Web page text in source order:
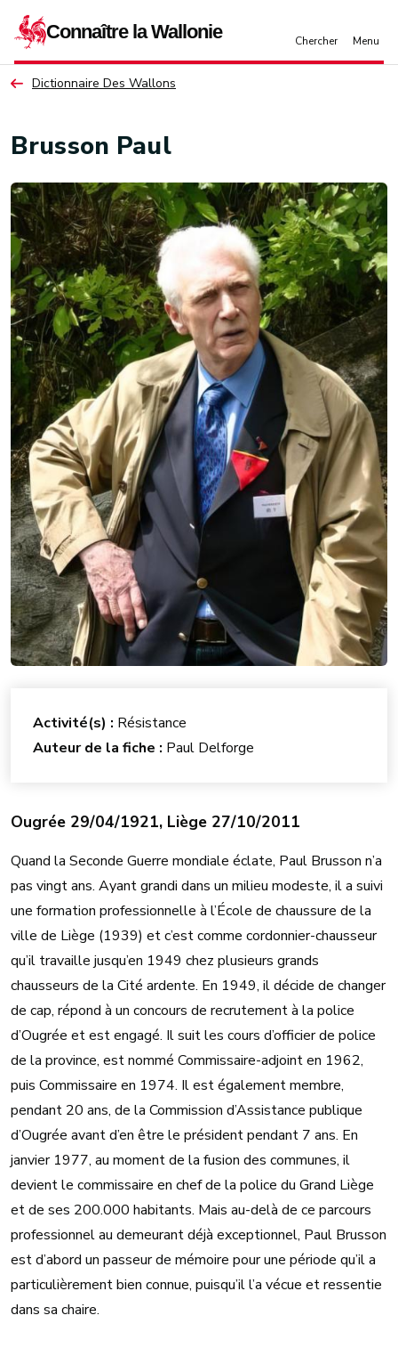
Dictionnaire Des Wallons
Brusson Paul
Ougrée 29/04/1921, Liège 27/10/2011
Quand la Seconde Guerre mondiale éclate, Paul Brusson n’a
pas vingt ans. Ayant grandi dans un milieu modeste, il a suivi
une formation professionnelle à l’École de chaussure de la
ville de Liège (1939) et c’est comme cordonnier-chausseur
qu’il travaille jusqu’en 1949 chez plusieurs grands
chausseurs de la Cité ardente. En 1949, il décide de changer
de cap, répond à un concours de recrutement à la police
d’Ougrée et est engagé. Il suit les cours d’officier de police
de la province, est nommé Commissaire-adjoint en 1962,
puis Commissaire en 1974. Il est également membre,
pendant 20 ans, de la Commission d’Assistance publique
d’Ougrée avant d’en être le président pendant 7 ans. En
janvier 1977, au moment de la fusion des communes, il
devient le commissaire en chef de la police du Grand Liège
et de ses 200.000 habitants. Mais au-delà de ce parcours
professionnel au demeurant déjà exceptionnel, Paul Brusson
est d’abord un passeur de mémoire pour une période qu’il a
particulièrement bien connue, puisqu’il l’a vécue et ressentie
dans sa chaire.
Activité(s) : Résistance
Auteur de la fiche : Paul Delforge